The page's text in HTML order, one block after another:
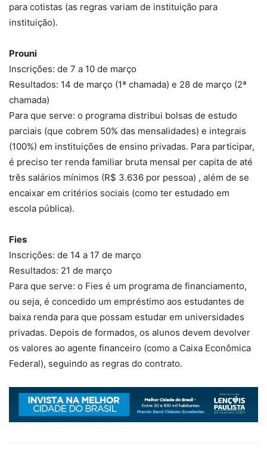
para cotistas (as regras variam de instituição para
instituição).
Prouni
Inscrições: de 7 a 10 de março
Resultados: 14 de março (1ª chamada) e 28 de março (2ª
chamada)
Para que serve: o programa distribui bolsas de estudo
parciais (que cobrem 50% das mensalidades) e integrais
(100%) em instituições de ensino privadas. Para participar,
é preciso ter renda familiar bruta mensal per capita de até
três salários mínimos (R$ 3.636 por pessoa) , além de se
encaixar em critérios sociais (como ter estudado em
escola pública).
Fies
Inscrições: de 14 a 17 de março
Resultados: 21 de março
Para que serve: o Fies é um programa de financiamento,
ou seja, é concedido um empréstimo aos estudantes de
baixa renda para que possam estudar em universidades
privadas. Depois de formados, os alunos devem devolver
os valores ao agente financeiro (como a Caixa Econômica
Federal), seguindo as regras do contrato.